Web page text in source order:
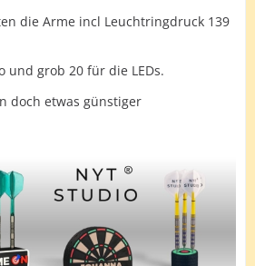
die Arme incl Leuchtringdruck 139
und grob 20 für die LEDs.
doch etwas günstiger